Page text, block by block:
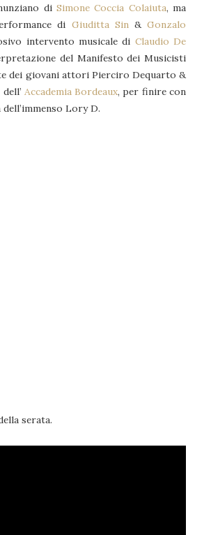
di Simone Coccia Colaiuta, ma
di Giuditta Sin&Gonzalo
intervento musicale di Claudio De
del Manifesto dei Musicisti
dei giovani attori Pierciro Dequarto &
Accademia Bordeaux, per finire con
Lory D.
serata.